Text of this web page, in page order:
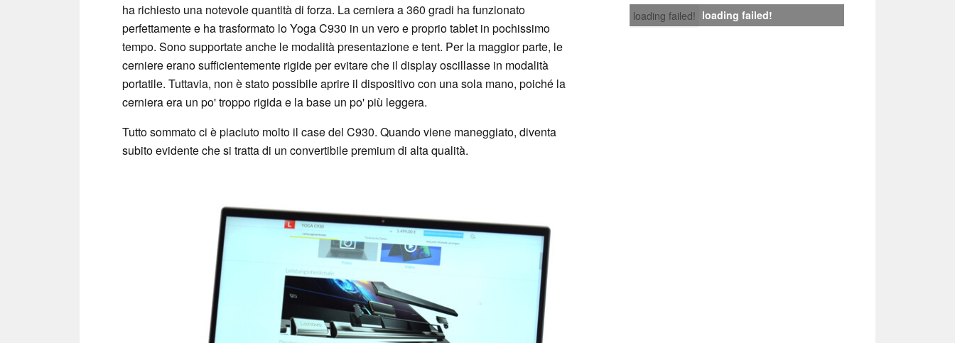
loading failed! loading failed!
ha richiesto una notevole quantità di forza. La cerniera a 360 gradi ha funzionato
perfettamente e ha trasformato lo Yoga C930 in un vero e proprio tablet in pochissimo
tempo. Sono supportate anche le modalità presentazione e tent. Per la maggior parte, le
cerniere erano sufficientemente rigide per evitare che il display oscillasse in modalità
portatile. Tuttavia, non è stato possibile aprire il dispositivo con una sola mano, poiché la
cerniera era un po' troppo rigida e la base un po' più leggera.
Tutto sommato ci è piaciuto molto il case del C930. Quando viene maneggiato, diventa
subito evidente che si tratta di un convertibile premium di alta qualità.